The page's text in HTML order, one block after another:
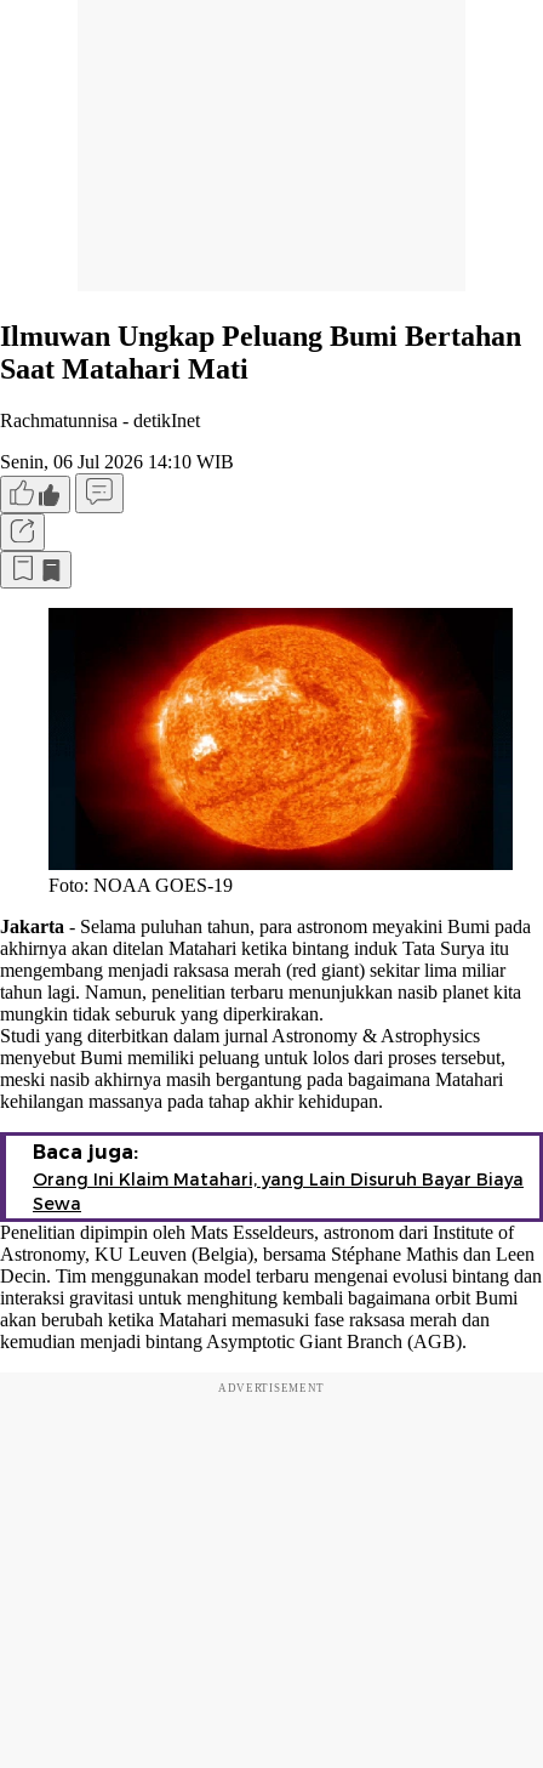
Ilmuwan Ungkap Peluang Bumi Bertahan
Saat Matahari Mati
Rachmatunnisa - detikInet
Senin, 06 Jul 2026 14:10 WIB
Foto: NOAA GOES-19
Jakarta - Selama puluhan tahun, para astronom meyakini Bumi pada
akhirnya akan ditelan Matahari ketika bintang induk Tata Surya itu
mengembang menjadi raksasa merah (red giant) sekitar lima miliar
tahun lagi. Namun, penelitian terbaru menunjukkan nasib planet kita
mungkin tidak seburuk yang diperkirakan.
Studi yang diterbitkan dalam jurnal Astronomy & Astrophysics
menyebut Bumi memiliki peluang untuk lolos dari proses tersebut,
meski nasib akhirnya masih bergantung pada bagaimana Matahari
kehilangan massanya pada tahap akhir kehidupan.
Baca juga:
Orang Ini Klaim Matahari, yang Lain Disuruh Bayar Biaya
Sewa
Penelitian dipimpin oleh Mats Esseldeurs, astronom dari Institute of
Astronomy, KU Leuven (Belgia), bersama Stéphane Mathis dan Leen
Decin. Tim menggunakan model terbaru mengenai evolusi bintang dan
interaksi gravitasi untuk menghitung kembali bagaimana orbit Bumi
akan berubah ketika Matahari memasuki fase raksasa merah dan
kemudian menjadi bintang Asymptotic Giant Branch (AGB).
ADVERTISEMENT